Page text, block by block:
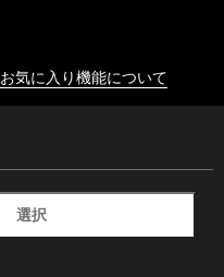
お気に入り機能について
選択